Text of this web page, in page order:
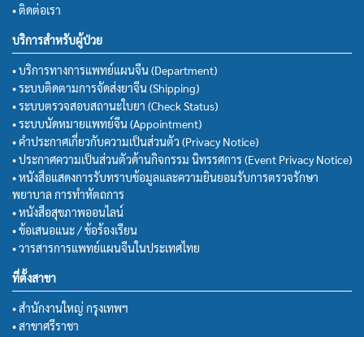
• ติดต่อเรา
บริการสำหรับผู้ป่วย
• บริการทางการแพทย์แผนจีน (Department)
• ระบบติดตามการจัดส่งยาจีน (Shipping)
• ระบบตรวจสอบสถานะใบยา (Check Status)
• ระบบนัดหมายแพทย์จีน (Appointment)
• คำประกาศเกี่ยวกับความเป็นส่วนตัว (Privacy Notice)
• ประกาศความเป็นส่วนตัวด้านกิจกรรม นิทรรศการ (Event Privacy Notice)
• หนังสือแสดงการรับทราบข้อมูลและความยินยอมรับการตรวจรักษา
พยาบาล การทำหัตถการ
• หนังสือสุขภาพออนไลน์
• ข้อเสนอแนะ / ข้อร้องเรียน
• วารสารการแพทย์แผนจีนในประเทศไทย
ที่ตั้งสาขา
• สำนักงานใหญ่ กรุงเทพฯ
• สาขาศรีราชา